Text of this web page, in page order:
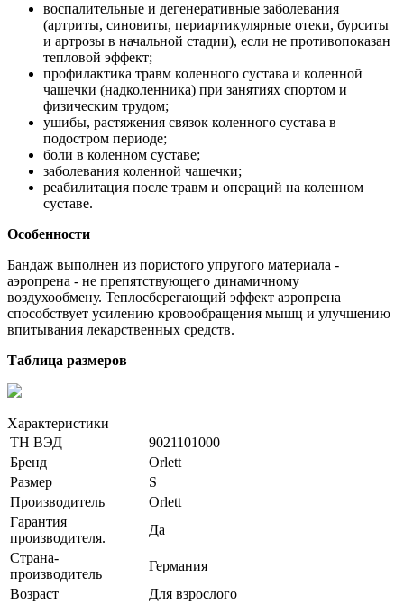
воспалительные и дегенеративные заболевания
(артриты, синовиты, периартикулярные отеки, бурситы
и артрозы в начальной стадии), если не противопоказан
тепловой эффект;
профилактика травм коленного сустава и коленной
чашечки (надколенника) при занятиях спортом и
физическим трудом;
ушибы, растяжения связок коленного сустава в
подостром периоде;
боли в коленном суставе;
заболевания коленной чашечки;
реабилитация после травм и операций на коленном
суставе.
Особенности
Бандаж выполнен из пористого упругого материала -
аэропрена - не препятствующего динамичному
воздухообмену. Теплосберегающий эффект аэропрена
способствует усилению кровообращения мышц и улучшению
впитывания лекарственных средств.
Таблица размеров
Характеристики
ТН ВЭД
9021101000
Бренд
Orlett
Размер
S
Производитель
Orlett
Гарантия
производителя.
Да
Страна-
производитель
Германия
Возраст
Для взрослого